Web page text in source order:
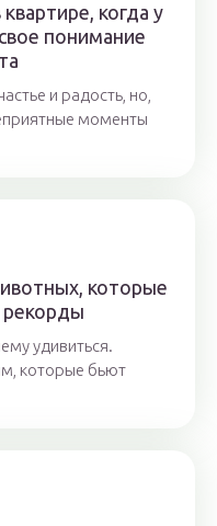
когда у
понимание
и радость, но,
моменты
которые
рекорды
удивиться.
которые бьют